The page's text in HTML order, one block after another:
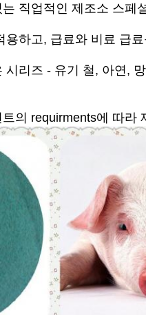
직업적인 제조소 스페
하고, 급료와 비료 급
시리즈 - 유기 철, 아연,
의 requirments에 따라